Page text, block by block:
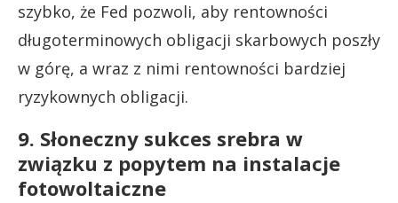
szybko, że Fed pozwoli, aby rentowności
długoterminowych obligacji skarbowych poszły
w górę, a wraz z nimi rentowności bardziej
ryzykownych obligacji.
9. Słoneczny sukces srebra w
związku z popytem na instalacje
fotowoltaiczne